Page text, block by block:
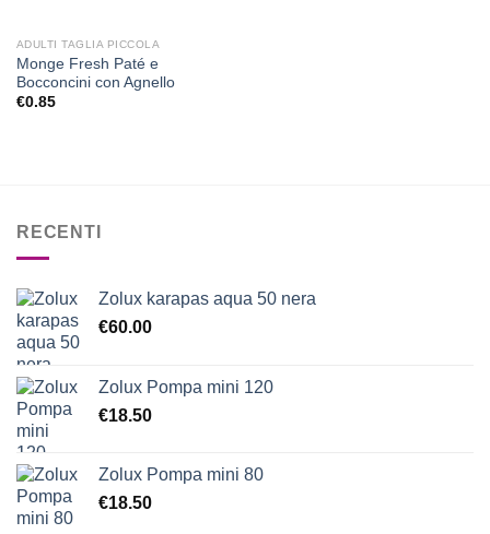
ADULTI TAGLIA PICCOLA
Monge Fresh Paté e
Bocconcini con Agnello
€0.85
RECENTI
Zolux karapas aqua 50 nera
€60.00
Zolux Pompa mini 120
€18.50
Zolux Pompa mini 80
€18.50